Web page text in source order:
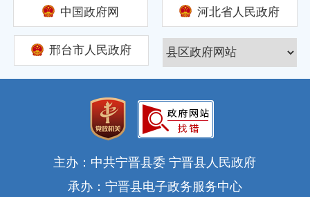
中国政府网 河北省人民政府
邢台市人民政府
主办：中共宁晋县委 宁晋县人民政府
承办：宁晋县电子政务服务中心